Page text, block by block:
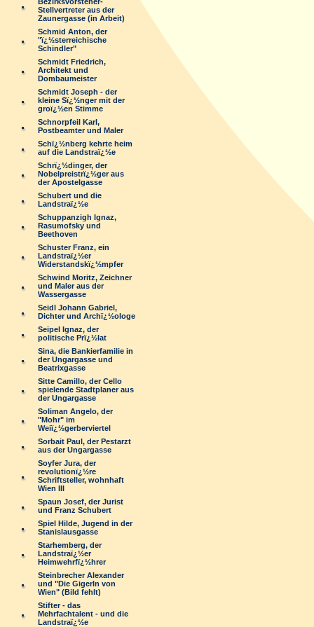
Stellvertreter aus der
Zaunergasse (in Arbeit)
Schmid Anton, der
"ï¿½sterreichische
Schindler"
Schmidt Friedrich,
Architekt und
Dombaumeister
Schmidt Joseph - der
kleine Sï¿½nger mit der
groï¿½en Stimme
Schnorpfeil Karl,
Postbeamter und Maler
Schï¿½nberg kehrte heim
auf die Landstraï¿½e
Schrï¿½dinger, der
Nobelpreistrï¿½ger aus
der Apostelgasse
Schubert und die
Landstraï¿½e
Schuppanzigh Ignaz,
Rasumofsky und
Beethoven
Schuster Franz, ein
Landstraï¿½er
Widerstandskï¿½mpfer
Schwind Moritz, Zeichner
und Maler aus der
Wassergasse
Seidl Johann Gabriel,
Dichter und Archï¿½ologe
Seipel Ignaz, der
politische Prï¿½lat
Sina, die Bankierfamilie in
der Ungargasse und
Beatrixgasse
Sitte Camillo, der Cello
spielende Stadtplaner aus
der Ungargasse
Soliman Angelo, der
"Mohr" im
Weiï¿½gerberviertel
Sorbait Paul, der Pestarzt
aus der Ungargasse
Soyfer Jura, der
revolutionï¿½re
Schriftsteller, wohnhaft
Wien III
Spaun Josef, der Jurist
und Franz Schubert
Spiel Hilde, Jugend in der
Stanislausgasse
Starhemberg, der
Landstraï¿½er
Heimwehrfï¿½hrer
Steinbrecher Alexander
und "Die Gigerln von
Wien" (Bild fehlt)
Stifter - das
Mehrfachtalent - und die
Landstraï¿½e